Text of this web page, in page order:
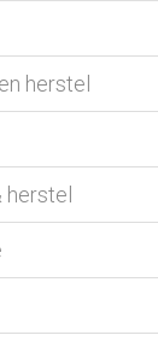
herstel
herstel